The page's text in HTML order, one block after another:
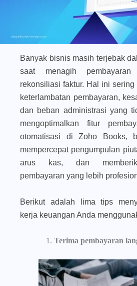
Banyak bisnis masih terjebak
saat menagih
rekonsiliasi faktur. Hal ini
keterlambatan pembayaran,
dan beban administrasi yang
mengoptimalkan fitur
otomatisasi di Zoho Books,
mempercepat pengumpulan
arus kas, dan
pembayaran yang lebih
Berikut adalah lima tips
kerja keuangan Anda
Terima pembayaran